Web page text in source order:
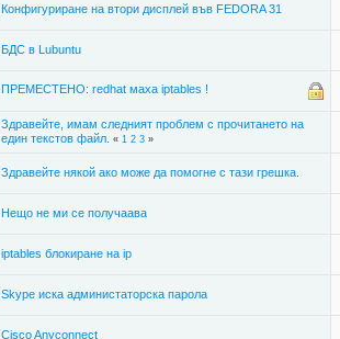
Конфигуриране на втори дисплей във FEDORA 31
БДС в Lubuntu
ПРЕМЕСТЕНО: redhat маха iptables !
Здравейте, имам следният проблем с прочитането на
един текстов файл. « 1 2 3»
Здравейте някой ако може да помогне с тази грешка.
Нещо не ми се получаава
iptables блокиране на ip
Skype иска администаторска парола
Cisco Anyconnect